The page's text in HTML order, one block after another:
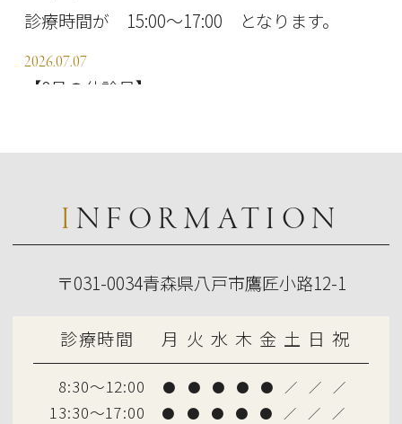
診療時間が 15:00〜17:00 となります。
2026.07.07
【8月の休診日】
11日(祝)
診療時間が 15:00〜17:00 となります。
INFORMATION
〒031-0034青森県八戸市鷹匠小路12-1
診療時間 月 火 水 木 金 土 日 祝
8:30～12:00 ● ● ● ● ● ／ ／ ／
13:30〜17:00 ● ● ● ● ● ／ ／ ／